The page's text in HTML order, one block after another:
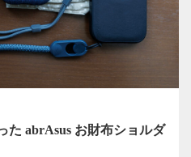
た abrAsus お財布ショルダ